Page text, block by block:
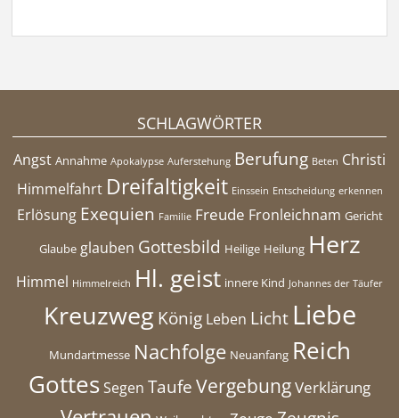
SCHLAGWÖRTER
Angst Annahme Apokalypse Auferstehung Berufung Beten Christi
Himmelfahrt Dreifaltigkeit Einssein Entscheidung erkennen
Erlösung Exequien Familie Freude Fronleichnam Gericht
Glaube glauben Gottesbild Heilige Heilung Herz
Himmel Himmelreich Hl. geist innere Kind Johannes der Täufer
Kreuzweg König Leben Licht Liebe
Mundartmesse Nachfolge Neuanfang Reich
Gottes Segen TaufeVergebungVerklärung